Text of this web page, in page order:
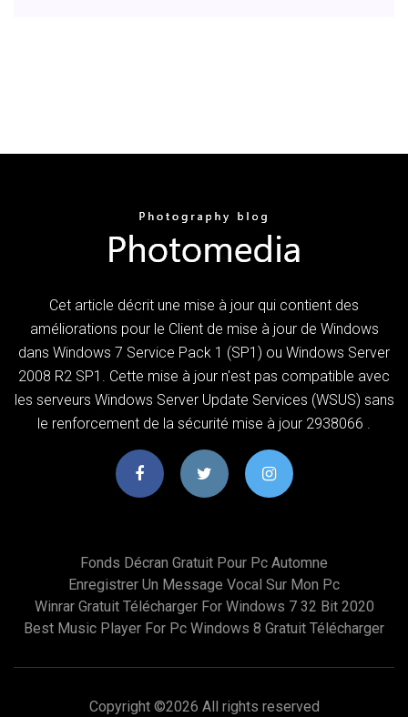
Cet article décrit une mise à jour qui contient des
améliorations pour le Client de mise à jour de Windows
dans Windows 7 Service Pack 1 (SP1) ou Windows Server
2008 R2 SP1. Cette mise à jour n'est pas compatible avec
les serveurs Windows Server Update Services (WSUS) sans
le renforcement de la sécurité mise à jour 2938066 .
Fonds Décran Gratuit Pour Pc Automne
Enregistrer Un Message Vocal Sur Mon Pc
Winrar Gratuit Télécharger For Windows 7 32 Bit 2020
Best Music Player For Pc Windows 8 Gratuit Télécharger
Copyright ©2026 All rights reserved